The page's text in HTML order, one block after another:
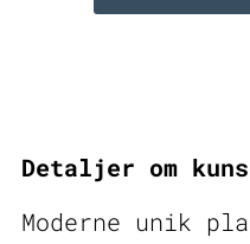
plakat
antal
Detaljer om
Moderne unik